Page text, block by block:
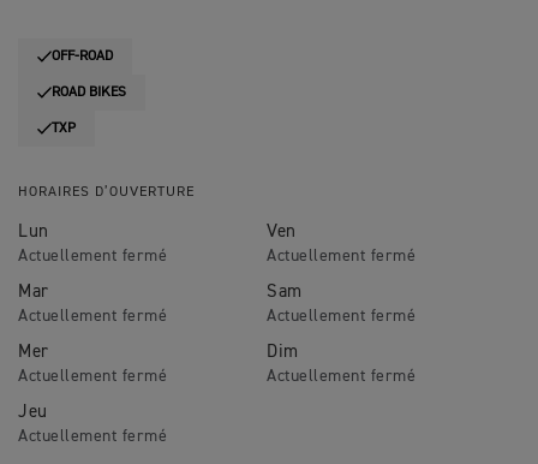
OFF-ROAD
ROAD BIKES
TXP
HORAIRES D’OUVERTURE
Lun
Mar
Mer
Jeu
Ven
Sam
Dim